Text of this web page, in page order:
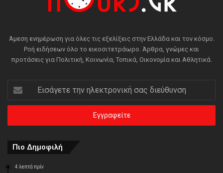
Άμεση ενημέρωση για όλες τις εξελίξεις στην Ελλάδα και τον κόσμο.
Ροή ειδήσεων όλο το εικοσιτετράωρο. Άρθρα, γνώμες και
προτάσεις για Πολιτική, Κοινωνία, Τοπικά, Οικονομία και Αθλητικά.
την
ηλεκτρονική
διεύθυνση
Πιο Δημοφιλή
4 λεπτά πρίν